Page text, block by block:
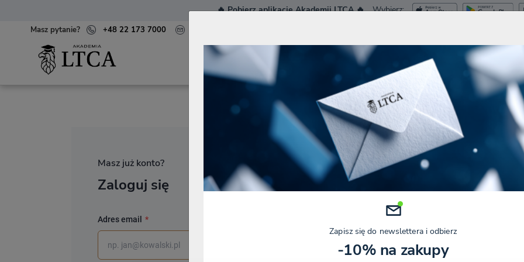
🔥Pobierz aplikację Akademii LTCA 🔥 Wybierz:
Masz pytanie? +48 22 173 7000
SZKOLENIA I WEBINARY SZKOLENIA ZAMKNIĘTE KONFERENCJE
Masz już konto?
Zaloguj się
Adres email *
Nie masz jeszcze konta?
Bezpłatna
Zapisz się do newslettera i odbierz
-10% na zakupy